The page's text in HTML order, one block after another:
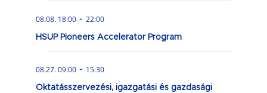
08.08. 18:00 - 22:00
HSUP Pioneers Accelerator Program
08.27. 09:00 - 15:30
Oktatásszervezési, igazgatási és gazdasági